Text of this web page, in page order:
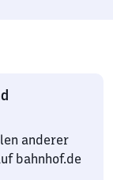
anderer
bahnhof.de